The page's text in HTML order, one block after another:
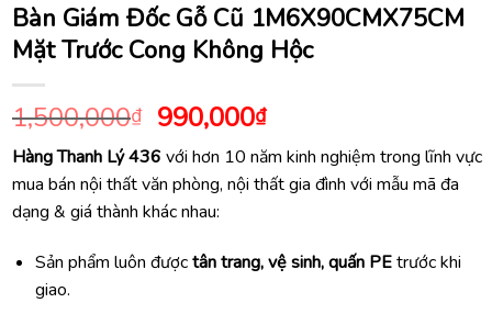
Bàn Giám Đốc Gỗ Cũ 1M6X90CMX75CM
Mặt Trước Cong Không Hộc
1,500,000₫ Giá
gốc
là:
1,500,000₫.
990,000₫Giá
hiện
tại
là:
Hàng Thanh Lý 436 với hơn 10 năm kinh nghiệm trong lĩnh vực
mua bán nội thất văn phòng, nội thất gia đình với mẫu mã đa
dạng & giá thành khác nhau:
Sản phẩm luôn đượctân trang, vệ sinh, quấn PEtrước khi
giao.